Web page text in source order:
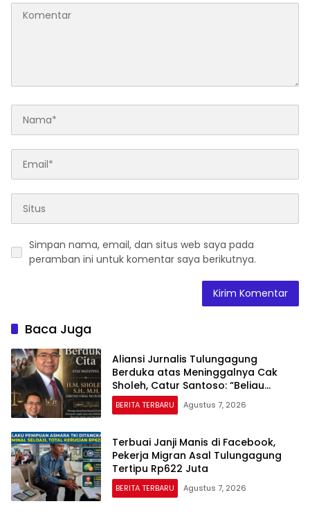
Simpan nama, email, dan situs web saya pada
peramban ini untuk komentar saya berikutnya.
Baca Juga
Aliansi Jurnalis Tulungagung
Berduka atas Meninggalnya Cak
Sholeh, Catur Santoso: “Beliau
Pejuang Keadilan yang Vokal”
BERITA TERBARU Agustus 7, 2026
Terbuai Janji Manis di Facebook,
Pekerja Migran Asal Tulungagung
Tertipu Rp622 Juta
BERITA TERBARU Agustus 7, 2026